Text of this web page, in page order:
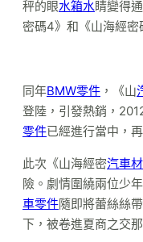
秤的眼水箱水睛變得
密碼4》和《山海經密
同年BMW零件 ，《山
登陸，引發熱銷，
零件已經進行當中，
此次《山海經密汽車
險。劇情圍繞兩位少
車零件隨即將蕾絲絲
下，被卷進夏商之交